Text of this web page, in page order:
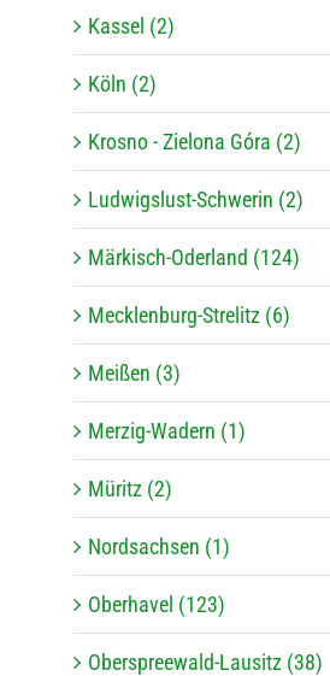
Kassel (2)
Köln (2)
Krosno - Zielona Góra (2)
Ludwigslust-Schwerin (2)
Märkisch-Oderland (124)
Mecklenburg-Strelitz (6)
Meißen (3)
Merzig-Wadern (1)
Müritz (2)
Nordsachsen (1)
Oberhavel (123)
Oberspreewald-Lausitz (38)